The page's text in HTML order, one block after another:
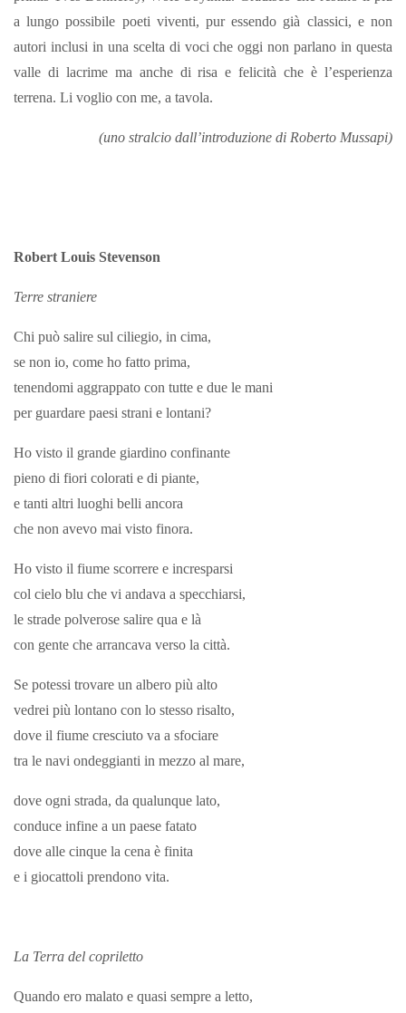
a lungo possibile poeti viventi, pur essendo già classici, e non
autori inclusi in una scelta di voci che oggi non parlano in questa
valle di lacrime ma anche di risa e felicità che è l’esperienza
terrena. Li voglio con me, a tavola.
(uno stralcio dall’introduzione di Roberto Mussapi)
Robert Louis Stevenson
Terre straniere
Chi può salire sul ciliegio, in cima,
se non io, come ho fatto prima,
tenendomi aggrappato con tutte e due le mani
per guardare paesi strani e lontani?
Ho visto il grande giardino confinante
pieno di fiori colorati e di piante,
e tanti altri luoghi belli ancora
che non avevo mai visto finora.
Ho visto il fiume scorrere e incresparsi
col cielo blu che vi andava a specchiarsi,
le strade polverose salire qua e là
con gente che arrancava verso la città.
Se potessi trovare un albero più alto
vedrei più lontano con lo stesso risalto,
dove il fiume cresciuto va a sfociare
tra le navi ondeggianti in mezzo al mare,
dove ogni strada, da qualunque lato,
conduce infine a un paese fatato
dove alle cinque la cena è finita
e i giocattoli prendono vita.
La Terra del copriletto
Quando ero malato e quasi sempre a letto,